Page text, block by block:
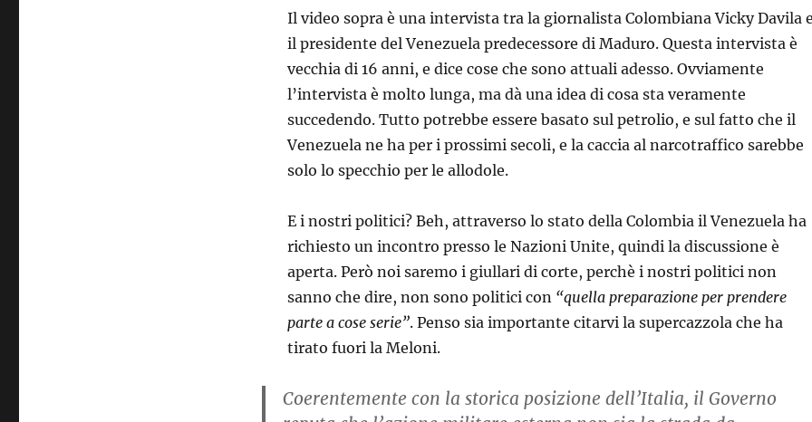
Il video sopra è una intervista tra la giornalista Colombiana Vicky Davila e
il presidente del Venezuela predecessore di Maduro. Questa intervista è
vecchia di 16 anni, e dice cose che sono attuali adesso. Ovviamente
l’intervista è molto lunga, ma dà una idea di cosa sta veramente
succedendo. Tutto potrebbe essere basato sul petrolio, e sul fatto che il
Venezuela ne ha per i prossimi secoli, e la caccia al narcotraffico sarebbe
solo lo specchio per le allodole.
E i nostri politici? Beh, attraverso lo stato della Colombia il Venezuela ha
richiesto un incontro presso le Nazioni Unite, quindi la discussione è
aperta. Però noi saremo i giullari di corte, perchè i nostri politici non
sanno che dire, non sono politici con “quella preparazione per prendere
parte a cose serie”. Penso sia importante citarvi la supercazzola che ha
tirato fuori la Meloni.
Coerentemente con la storica posizione dell’Italia, il Governo